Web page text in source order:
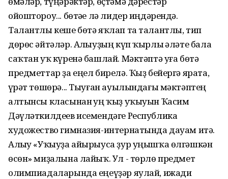
ойоштороу... бөтәһе лә лидер иңдәрендә.
Талантлы кеше бөтә яҡлап та талантлы, тип
дөрөс әйтәләр. Алһыуҙың күп ҡырлы һәләте бала
саҡтан уҡ күренә башлай. Мәктәптә уға бөтә
предметтар ҙа еңел бирелә. Ҡыҙ бейергә ярата,
һүрәт төшөрә... Тыуған ауылындағы мәктәптең
алтынсы класынан һуң ҡыҙ уҡыуын Ҡасим
Дәүләткилдеев исемендәге Республика
художество гимназия-интернатында дауам итә.
Алһыу «Уҡыуҙа айырыуса ҙур уңышҡа өлгәшкән
өсөн» миҙалына лайыҡ. Ул - төрлө предмет
олимпиадаларында еңеүҙәр яулай, ижади